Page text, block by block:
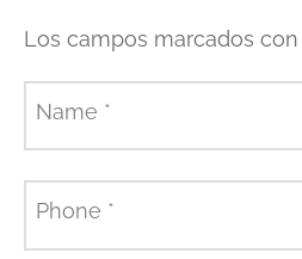
Los campos marcados con
Name *
Phone *